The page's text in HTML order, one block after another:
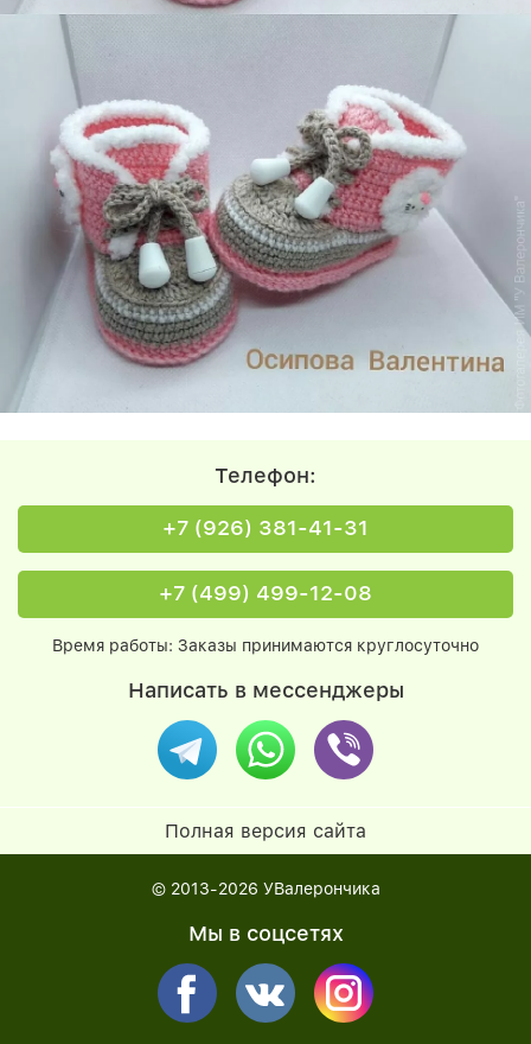
Телефон:
+7 (926) 381-41-31
+7 (499) 499-12-08
Время работы: Заказы принимаются круглосуточно
Написать в мессенджеры
Полная версия сайта
© 2013-2026 УВалерончика
Мы в соцсетях